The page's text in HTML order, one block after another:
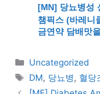
[MN] 당뇨병성
챔픽스 (바레니
금연약 담배맛
카
테
Uncategorized
태
그
DM, 당뇨병, 혈당